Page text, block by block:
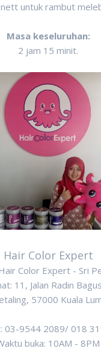
untuk rambut
Masa keseluruhan:
2 jam 15 minit.
Hair Color Expert
Color Expert - Sri
11, Jalan Radin
57000 Kuala
03-9544 2089/ 018
buka: 10AM - 8PM